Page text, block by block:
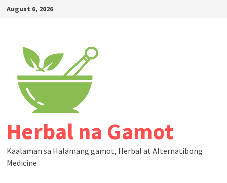
Skip
August 6, 2026
Herbal na Gamot
Kaalaman sa Halamang gamot, Herbal at Alternatibong
Medicine